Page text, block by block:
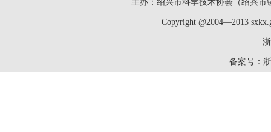
主办：绍兴市科学技术协会（绍兴市
Copyright @2004—2013
备案号：